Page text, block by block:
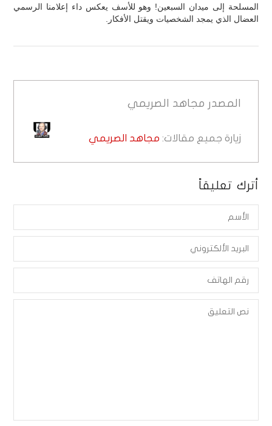
المسلحة إلى ميدان السبعين! وهو للأسف يعكس داء إعلامنا الرسمي
العضال الذي يمجد الشخصيات ويقتل الأفكار.
المصدر مجاهد الصريمي
زيارة جميع مقالات: مجاهد الصريمي
أترك تعليقاً